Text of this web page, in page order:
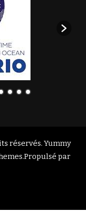
réservés. Yummy
.Propulsé par